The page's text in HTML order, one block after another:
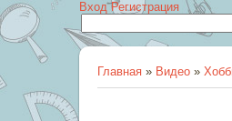
Вход Регистрация
Главная » Видео »